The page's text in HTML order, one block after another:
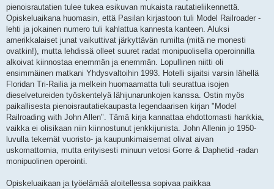
pienoisrautatien tulee tukea esikuvan mukaista rautatieliikennettä.
Opiskeluaikana huomasin, että Pasilan kirjastoon tuli Model Railroader -
lehti ja jokainen numero tuli kahlattua kannesta kanteen. Aluksi
amerikkalaiset junat vaikuttivat järkyttävän rumilta (mitä ne monesti
ovatkin!), mutta lehdissä olleet suuret radat monipuolisella operoinnilla
alkoivat kiinnostaa enemmän ja enemmän. Lopullinen niitti oli
ensimmäinen matkani Yhdysvaltoihin 1993. Hotelli sijaitsi varsin lähellä
Floridan Tri-Railia ja melkein huomaamatta tuli seurattua isojen
dieselvetureiden työskentelyä lähijunarunkojen kanssa. Ostin myös
paikallisesta pienoisrautatiekaupasta legendaarisen kirjan "Model
Railroading with John Allen". Tämä kirja kannattaa ehdottomasti hankkia,
vaikka ei olisikaan niin kiinnostunut jenkkijunista. John Allenin jo 1950-
luvulla tekemät vuoristo- ja kaupunkimaisemat olivat aivan
uskomattomia, mutta erityisesti minuun vetosi Gorre & Daphetid -radan
monipuolinen operointi.
Opiskeluaikaan ja työelämää aloitellessa sopivaa paikkaa